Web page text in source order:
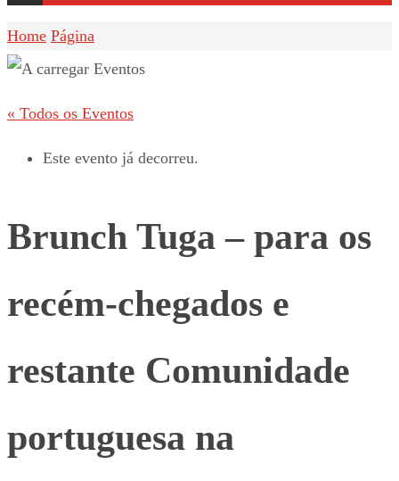
Home Página
« Todos os Eventos
Este evento já decorreu.
Brunch Tuga – para os
recém-chegados e
restante Comunidade
portuguesa na